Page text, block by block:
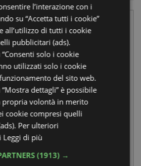
l’interazione con i
su “Accetta tutti i cookie”
all’utilizzo di tutti i cookie
pubblicitari (ads).
solo i cookie
utilizzati solo i cookie
del sito web.
dettagli” è possibile
propria volontà in merito
cookie compresi quelli
Per ulteriori
Leggi di più
(1913) →